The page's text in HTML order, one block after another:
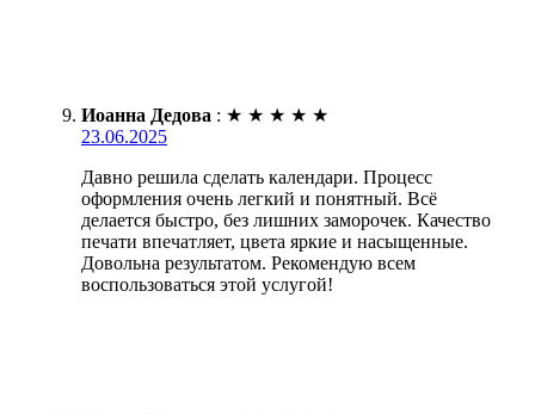
Иоанна Дедова : ★ ★ ★ ★ ★
23.06.2025
Давно решила сделать календари. Процесс
оформления очень легкий и понятный. Всё
делается быстро, без лишних заморочек. Качество
печати впечатляет, цвета яркие и насыщенные.
Довольна результатом. Рекомендую всем
воспользоваться этой услугой!